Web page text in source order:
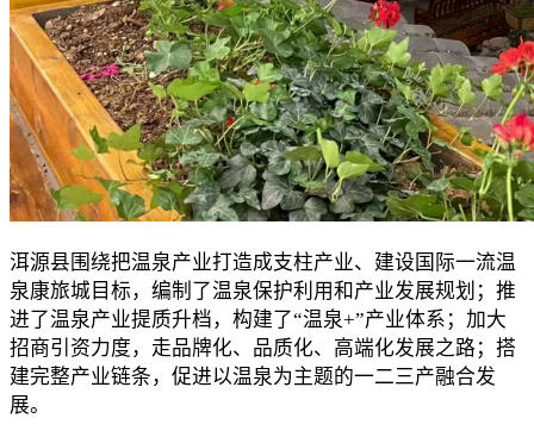
洱源县围绕把温泉产业打造成支柱产业、建设国际一流温
泉康旅城目标，编制了温泉保护利用和产业发展规划；推
进了温泉产业提质升档，构建了“温泉+”产业体系；加大
招商引资力度，走品牌化、品质化、高端化发展之路；搭
建完整产业链条，促进以温泉为主题的一二三产融合发
展。